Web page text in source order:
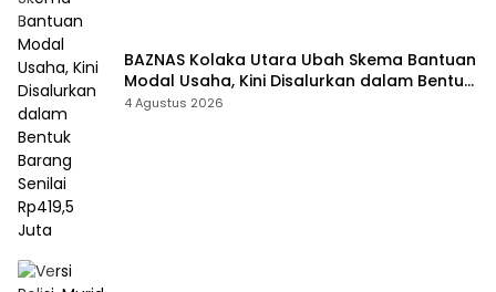
BAZNAS Kolaka Utara Ubah Skema Bantuan
Modal Usaha, Kini Disalurkan dalam Bentuk
Barang Senilai Rp419,5 Juta
4 Agustus 2026